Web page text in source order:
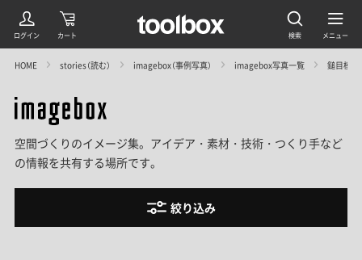
HOME stories（読む） imagebox（事例写真） imagebox写真一覧 鎚目模様
空間づくりのイメージ集。アイデア・素材・技術・つくり手など
の情報を共有する場所です。
絞り込み